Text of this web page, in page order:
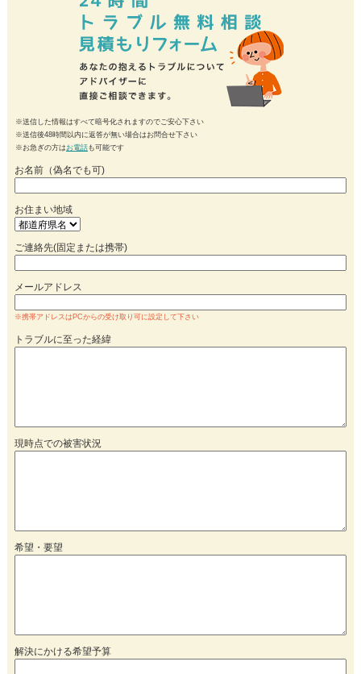
※送信した情報はすべて暗号化されますのでご安心下さい
※送信後48時間以内に返答が無い場合はお問合せ下さい
※お急ぎの方はお電話も可能です
お名前（偽名でも可)
お住まい地域
ご連絡先(固定または携帯)
メールアドレス
※携帯アドレスはPCからの受け取り可に設定して下さい
トラブルに至った経緯
現時点での被害状況
希望・要望
解決にかける希望予算